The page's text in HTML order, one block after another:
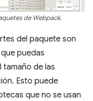
de Webpack.
del paquete son
puedas
tamaño de las
Esto puede
que no se usan